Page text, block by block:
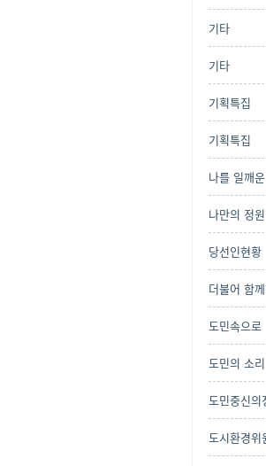
기타
기타
기획특집
기획특집
나를 일깨
나만의 정
당선인현황
더불어 함
도민속으로
도민의 소리
도민중신의
도시환경위